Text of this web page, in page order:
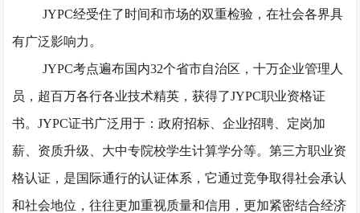
JYPC经受住了时间和市场的双重检验，在社会各界具
有广泛影响力。
JYPC考点遍布国内32个省市自治区，十万企业管理人
员，超百万各行各业技术精英，获得了JYPC职业资格证
书。JYPC证书广泛用于：政府招标、企业招聘、定岗加
薪、资质升级、大中专院校学生计算学分等。第三方职业资
格认证，是国际通行的认证体系，它通过竞争取得社会承认
和社会地位，往往更加重视质量和信用，更加紧密结合经济